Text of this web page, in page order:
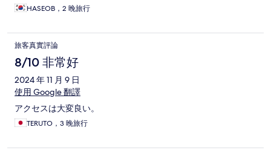
HASEOB，2 晚旅行
旅客真實評論
8/10 非常好
2024 年 11 月 9 日
使用 Google 翻譯
アクセスは大変良い。
TERUTO，3 晚旅行